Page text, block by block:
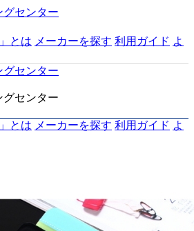
グセンター
とは メーカーを探す 利用ガイド よ
グセンター
グセンター
とは メーカーを探す 利用ガイド よ